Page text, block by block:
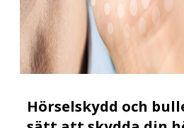
Hörselskydd och